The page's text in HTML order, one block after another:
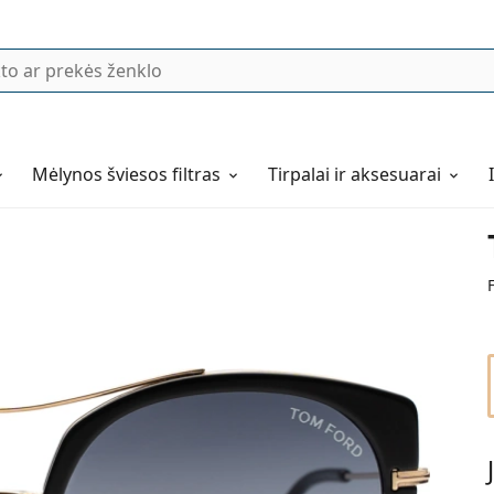
Mėlynos šviesos filtras Tirpalai ir aksesuarai